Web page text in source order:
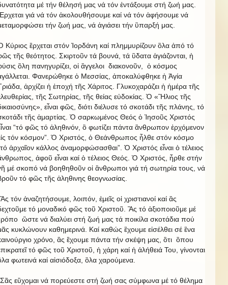
μέ τήν θέλησή μας νά τόν ἐντάξουμε στή ζωή μας.
γιά νά τόν ἀκολουθήσουμε καί νά τόν ἀφήσουμε νά
τήν ζωή μας, νά ἁγιάσει τήν ὓπαρξή μας.
Κύριος ἒρχεται στόν Ἰορδάνη καί πλημμυρίζουν ὃλα ἀπό τό
τῆς θεότητος. Σκιρτοῦν τά βουνά, τά ὓδατα ἁγιάζονται, ἡ
ὃλη πανηγυρίζει, οἱ ἂγγελοι διακονοῦν, ὁ κόσμος
Φανερώθηκε ὁ Μεσσίας, ἀποκαλύφθηκε ἡ Ἁγία
ἀρχίζει ἡ ἐποχή τῆς Χάριτος. Γλυκοχαράζει ἡ ἡμέρα τῆς
τῆς Σωτηρίας, τῆς θείας εὐδοκίας. Ὁ «Ἣλιος τῆς
εἶναι φῶς, διότι διέλυσε τό σκοτάδι τῆς πλάνης, τό
τῆς ἁμαρτίας. Ὁ σαρκωμένος Θεός ὁ Ἱησοῦς Χριστός
“τό φῶς τό ἀληθινόν, ὃ φωτίζει πάντα ἂνθρωπον ἐρχόμενον
τόν κόσμον”. Ὁ Χριστός, ὁ Θεάνθρωπος ἦλθε στόν κόσμο
ἀρχαῖον κάλλος ἀναμορφώσασθαι”. Ὁ Χριστός εἶναι ὁ τέλειος
ἀφοῦ εἶναι καί ὁ τέλειος Θεός. Ὁ Χριστός, ἦρθε στήν
μέ σκοπό νά βοηθηθοῦν οἱ ἂνθρωποι γιά τή σωτηρία τους, νά
τό φῶς τῆς ἀληθινης θεογνωσίας.
τόν ἀναζητήσουμε, λοιπόν, ἐμεῖς οἱ χριστιανοί καί ἂς
τό μοναδικό φῶς τοῦ Χριστοῦ. Ἂς τό ἀξιοποιοῦμε μέ
ὣστε νά διαλύει στή ζωή μας τά ποικίλα σκοτάδια πού
κυκλώνουν καθημερινά. Καί καθώς ἒχουμε εἰσέλθει σέ ἓνα
χρόνο, ἂς ἒχουμε πάντα τήν σκέψη μας, ὃτι ὃπου
τό φῶς τοῦ Χριστοῦ, ἡ χάρη καί ἡ ἀλήθειά Του, γίνονται
φωτεινά καί αἰσιόδοξα, ὃλα χαρούμενα.
Σᾶς εὒχομαι νά πορεύεστε στή ζωή σας σύμφωνα μέ τό θέλημα